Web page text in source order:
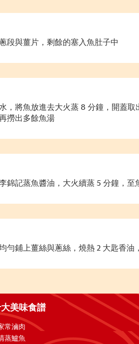
段與薑片，剩餘的塞入魚肚子中
，將魚放進去大火蒸 8 分鐘，開蓋取
撈出多餘魚湯
錦記蒸魚醬油，大火續蒸 5 分鐘，至
勻鋪上薑絲與蔥絲，燒熱 2 大匙香油
美味食譜
常滷肉
蒸鱸魚